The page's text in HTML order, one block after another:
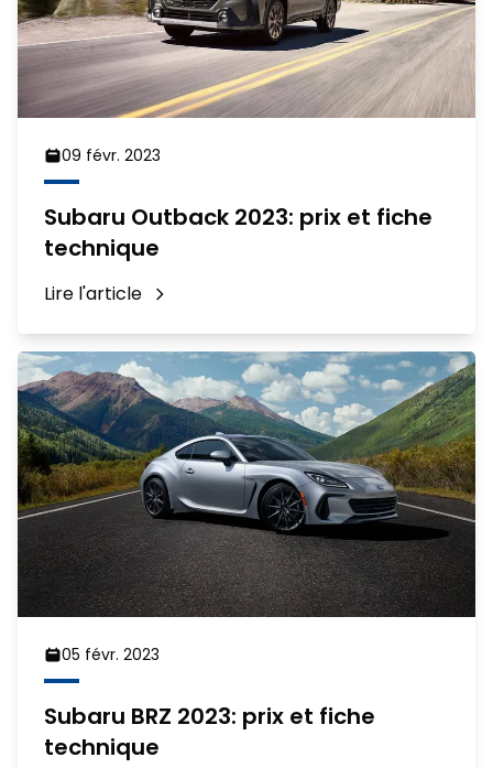
09 févr. 2023
Subaru Outback 2023: prix et fiche
technique
Lire l'article
05 févr. 2023
Subaru BRZ 2023: prix et fiche
technique